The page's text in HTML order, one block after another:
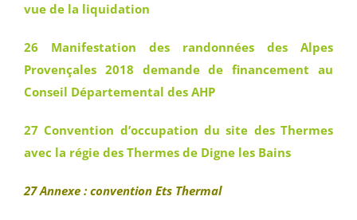
vue de la liquidation
26 Manifestation des randonnées des Alpes
Provençales 2018 demande de financement au
Conseil Départemental des AHP
27 Convention d’occupation du site des Thermes
avec la régie des Thermes de Digne les Bains
27 Annexe : convention Ets Thermal